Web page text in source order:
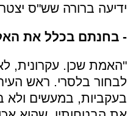
ידיעה ברורה שש"ס
- בחנתם בכלל את
"האמת שכן. עקרונית,
לבחור בלסרי. ראש
בעקביות, במעשים ולא